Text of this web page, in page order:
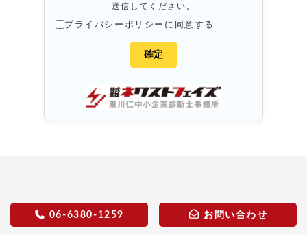
送信してください。
プライバシーポリシーに同意する
06-6380-1259 お問い合わせ